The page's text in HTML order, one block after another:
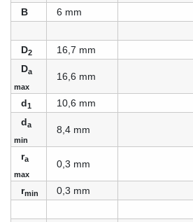
B
6 mm
D2
16,7 mm
Da
max
16,6 mm
d1
10,6 mm
da
min
8,4 mm
ra
max
0,3 mm
rmin 0,3 mm